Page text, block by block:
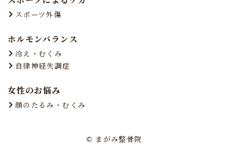
スポーツ外傷
ホルモンバランス
冷え・むくみ
自律神経失調症
女性のお悩み
顔のたるみ・むくみ
© まがみ整骨院